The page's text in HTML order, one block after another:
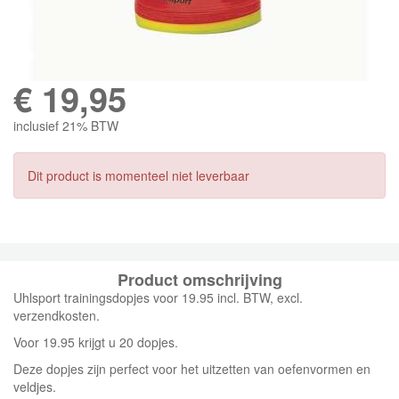
€ 19,95
inclusief 21% BTW
Dit product is momenteel niet leverbaar
Product omschrijving
Uhlsport trainingsdopjes voor 19.95 incl. BTW, excl.
verzendkosten.
Voor 19.95 krijgt u 20 dopjes.
Deze dopjes zijn perfect voor het uitzetten van oefenvormen en
veldjes.